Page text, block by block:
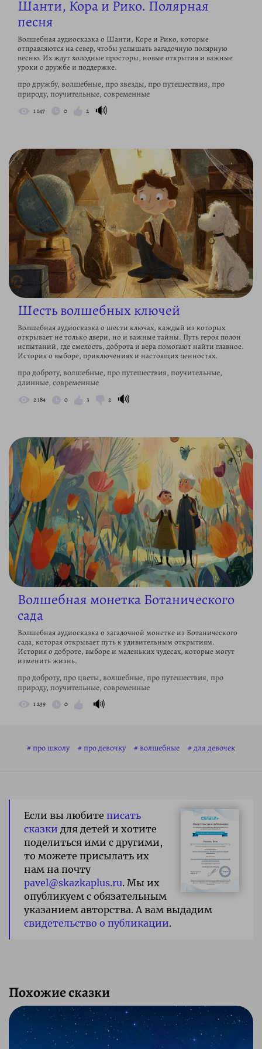
Шанти, Кора и Рико. Полярная
песня
Волшебная аудиосказка о Шанти, Коре и Рико, которые
отправляются на север, чтобы услышать загадочную полярную
песню. Их ждут холодные просторы, новые открытия и важные
уроки о дружбе и поддержке.
про дружбу, волшебные, про звезды, про путешествия, про
природу, поучительные, современные
1 147 0 2 🔊
Шесть волшебных ключей
Волшебная аудиосказка о шести ключах, каждый из которых
открывает не только двери, но и важные тайны. Путь героя полон
испытаний, где смелость, доброта и вера помогают найти главное.
История о выборе, приключениях и настоящих ценностях.
про доброту, волшебные, про путешествия, поучительные,
длинные, современные
2 184 0 3 2 🔊
Волшебная монетка Ботанического
сада
Волшебная аудиосказка о загадочной монетке из Ботанического
сада, которая открывает путь к удивительным открытиям.
История о доброте, выборе и маленьких чудесах, которые могут
изменить жизнь.
про доброту, про цветы, волшебные, про путешествия, про
природу, поучительные, современные
1 239 0 🔊
про школу про девочку волшебные для девочек
Если вы любите писать
сказки для детей и хотите
поделиться ими с другими,
то можете присылать их
нам на почту
pavel@skazkaplus.ru. Мы их
опубликуем с обязательным
указанием авторства. А вам выдадим
свидетельство о публикации.
Похожие сказки